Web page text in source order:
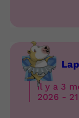
il y a 3
2026 -